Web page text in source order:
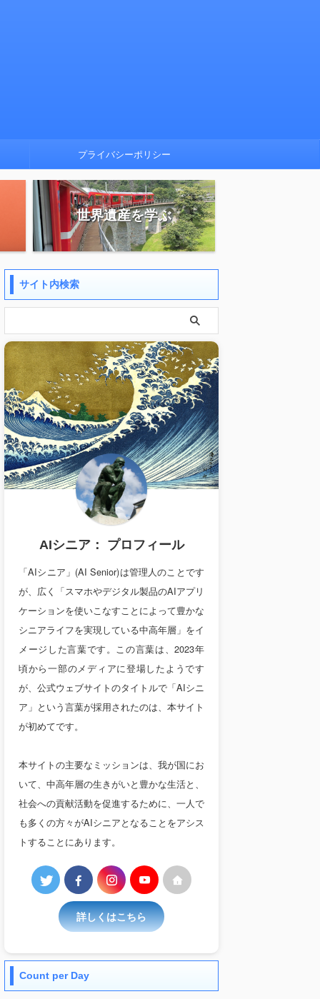
プライバシーポリシー
世界遺産を学ぶ
サイト内検索
AIシニア： プロフィール
「AIシニア」(AI Senior)は管理人のことです
が、広く「スマホやデジタル製品のAIアプリ
ケーションを使いこなすことによって豊かな
シニアライフを実現している中高年層」をイ
メージした言葉です。この言葉は、2023年
頃から一部のメディアに登場したようです
が、公式ウェブサイトのタイトルで「AIシニ
ア」という言葉が採用されたのは、本サイト
が初めてです。
本サイトの主要なミッションは、我が国にお
いて、中高年層の生きがいと豊かな生活と、
社会への貢献活動を促進するために、一人で
も多くの方々がAIシニアとなることをアシス
トすることにあります。
詳しくはこちら
Count per Day